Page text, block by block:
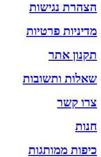
הצהרת נגישות
מדיניות פרטיות
תקנון אתר
שאלות ותשובות
צרו קשר
חנות
כיפות ממותגות